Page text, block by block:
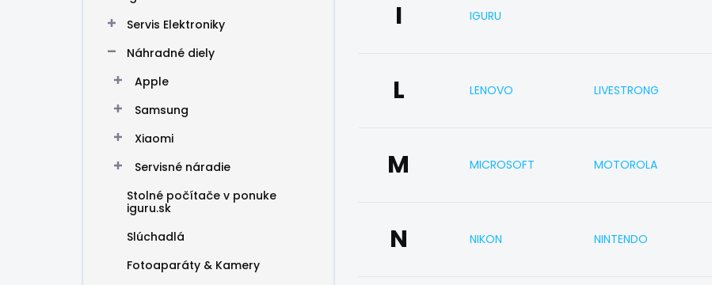
Servis Elektroniky
Náhradné diely
Apple
Samsung
Xiaomi
Servisné náradie
Stolné počítače v ponuke
iguru.sk
Slúchadlá
Fotoaparáty & Kamery
I IGURU
L LENOVO LIVESTRONG
M MICROSOFT MOTOROLA
N NIKON NINTENDO